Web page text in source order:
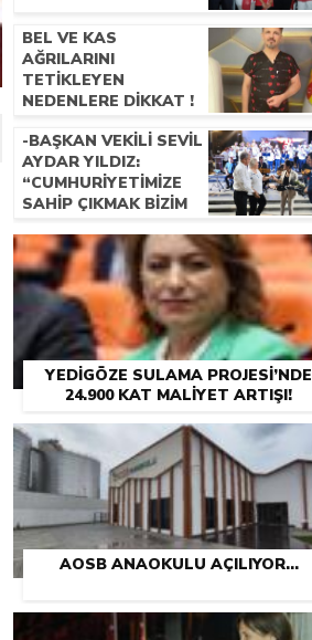
BEL VE KAS
AĞRILARINI
TETİKLEYEN
NEDENLERE DİKKAT !
-BAŞKAN VEKILI SEVIL
AYDAR YILDIZ:
“CUMHURIYETIMIZE
SAHIP ÇIKMAK BIZIM
YEDIGÖZE SULAMA PROJESI’NDE
24.900 KAT MALIYET ARTIŞI!
AOSB ANAOKULU AÇILIYOR…